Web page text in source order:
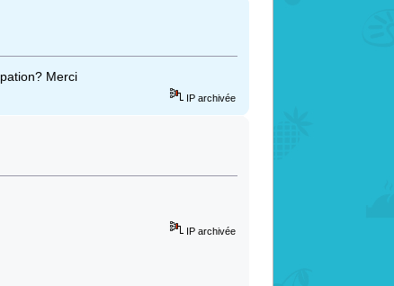
Merci
IP archivée
IP archivée